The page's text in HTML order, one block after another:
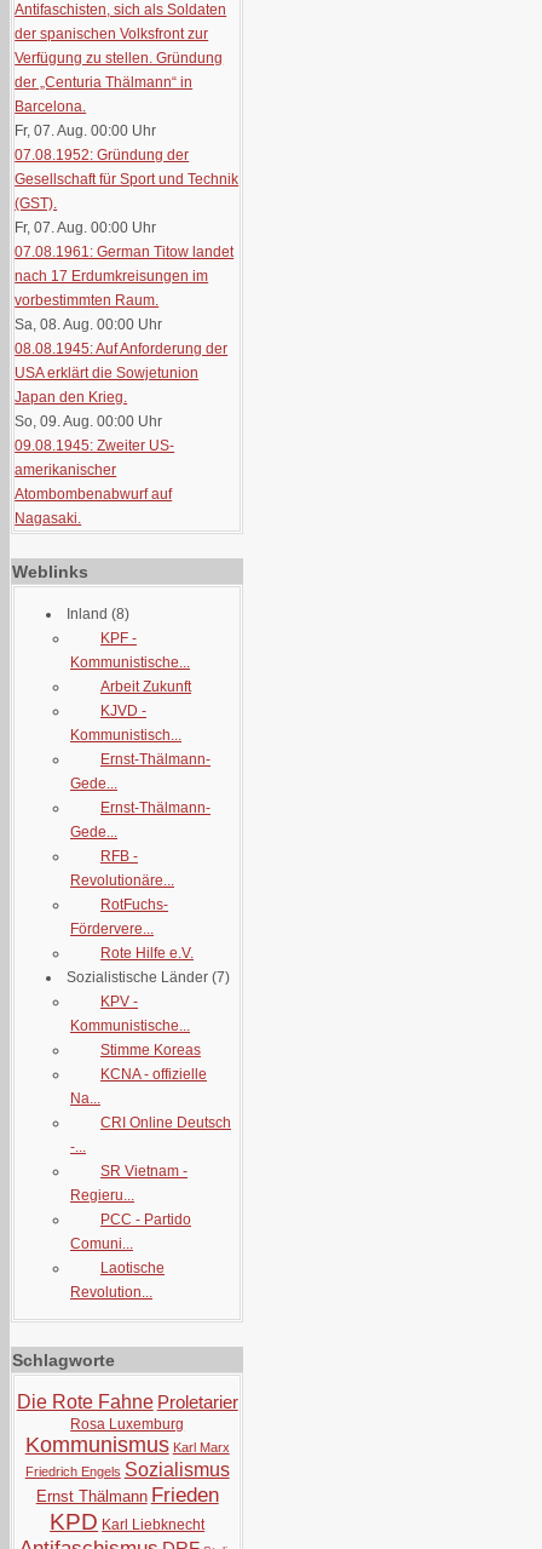
Antifaschisten, sich als Soldaten
der spanischen Volksfront zur
Verfügung zu stellen. Gründung
der „Centuria Thälmann“ in
Barcelona.
Fr, 07. Aug. 00:00 Uhr
07.08.1952: Gründung der
Gesellschaft für Sport und Technik
(GST).
Fr, 07. Aug. 00:00 Uhr
07.08.1961: German Titow landet
nach 17 Erdumkreisungen im
vorbestimmten Raum.
Sa, 08. Aug. 00:00 Uhr
08.08.1945: Auf Anforderung der
USA erklärt die Sowjetunion
Japan den Krieg.
So, 09. Aug. 00:00 Uhr
09.08.1945: Zweiter US-
amerikanischer
Atombombenabwurf auf
Nagasaki.
Weblinks
Inland (8)
KPF -
Kommunistische...
Arbeit Zukunft
KJVD -
Kommunistisch...
Ernst-Thälmann-
Gede...
Ernst-Thälmann-
Gede...
RFB -
Revolutionäre...
RotFuchs-
Fördervere...
Rote Hilfe e.V.
Sozialistische Länder (7)
KPV -
Kommunistische...
Stimme Koreas
KCNA - offizielle
Na...
CRI Online Deutsch
-...
SR Vietnam -
Regieru...
PCC - Partido
Comuni...
Laotische
Revolution...
Schlagworte
Die Rote Fahne Proletarier
Rosa Luxemburg
Kommunismus Karl Marx
Friedrich Engels Sozialismus
Ernst Thälmann Frieden
KPD Karl Liebknecht